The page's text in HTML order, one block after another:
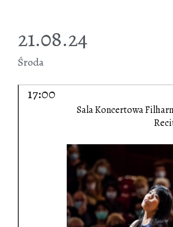
21.08.24
Środa
17:00
Sala Koncertowa